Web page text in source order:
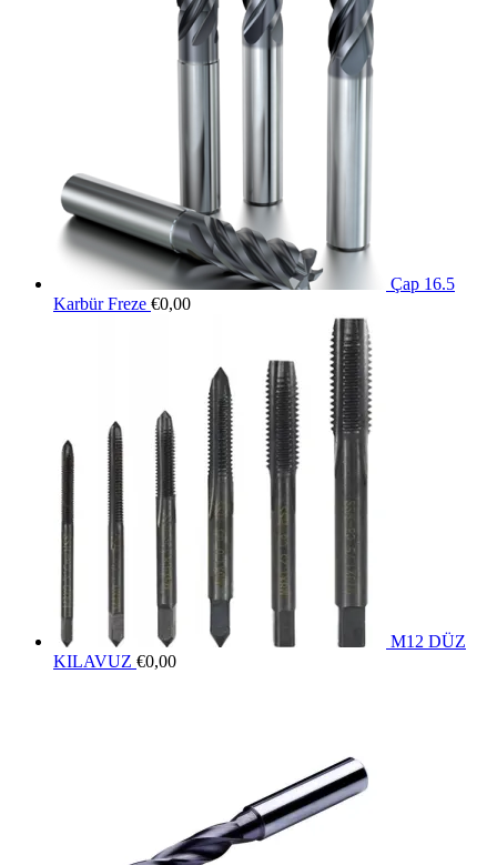
Çap 16.5
Karbür Freze €0,00
M12 DÜZ
KILAVUZ €0,00